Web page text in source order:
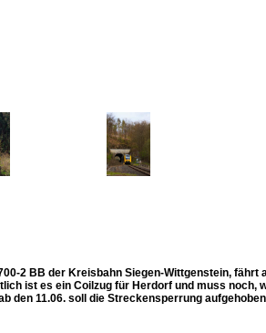
2 BB der Kreisbahn Siegen-Wittgenstein, fährt
ist es ein Coilzug für Herdorf und muss noch,
den 11.06. soll die Streckensperrung